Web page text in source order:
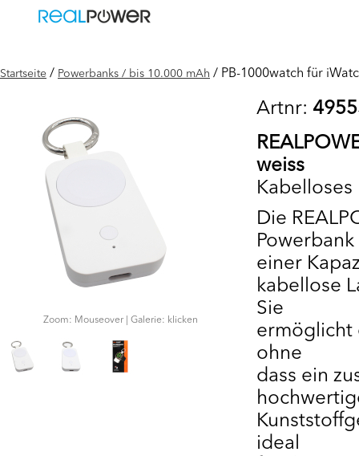
Startseite / Powerbanks / bis 10.000 mAh / PB-1000watch für
Zoom: Mouseover | Galerie: klicken
Artnr:
weiss
Die
einer
kabellose
Sie
ermöglicht
ohne
dass ein
ideal